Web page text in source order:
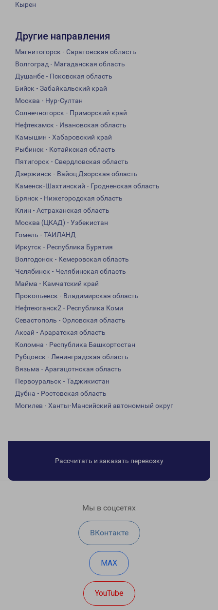
Кырен
Другие направления
Магнитогорск - Саратовская область
Волгоград - Магаданская область
Душанбе - Псковская область
Бийск - Забайкальский край
Москва - Нур-Султан
Солнечногорск - Приморский край
Нефтекамск - Ивановская область
Камышин - Хабаровский край
Рыбинск - Котайкская область
Пятигорск - Свердловская область
Дзержинск - Вайоц Дзорская область
Каменск-Шахтинский - Гродненская область
Брянск - Нижегородская область
Клин - Астраханская область
Москва (ЦКАД) - Узбекистан
Гомель - ТАИЛАНД
Иркутск - Республика Бурятия
Волгодонск - Кемеровская область
Челябинск - Челябинская область
Майма - Камчатский край
Прокопьевск - Владимирская область
Нефтеюганск2 - Республика Коми
Севастополь - Орловская область
Аксай - Араратская область
Коломна - Республика Башкортостан
Рубцовск - Ленинградская область
Вязьма - Арагацотнская область
Первоуральск - Таджикистан
Дубна - Ростовская область
Могилев - Ханты-Мансийский автономный округ
Рассчитать и заказать перевозку
Мы в соцсетях
ВКонтакте
MAX
YouTube